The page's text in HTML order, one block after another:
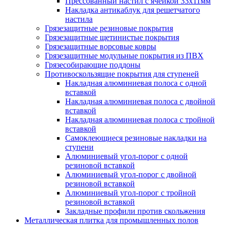
Накладка антикаблук для решетчатого
настила
Грязезащитные резиновые покрытия
Грязезащитные щетинистые покрытия
Грязезащитные ворсовые ковры
Грязезащитные модульные покрытия из ПВХ
Грязесобирающие поддоны
Противоскользящие покрытия для ступеней
Накладная алюминиевая полоса с одной
вставкой
Накладная алюминиевая полоса с двойной
вставкой
Накладная алюминиевая полоса с тройной
вставкой
Самоклеющиеся резиновые накладки на
ступени
Алюминиевый угол-порог с одной
резиновой вставкой
Алюминиевый угол-порог с двойной
резиновой вставкой
Алюминиевый угол-порог с тройной
резиновой вставкой
Закладные профили против скольжения
Металлическая плитка для промышленных полов